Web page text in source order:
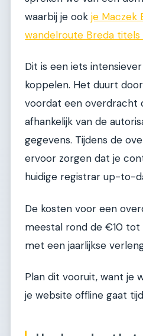
waarbij je ook je Maczek
wandelroute Breda
Dit is een iets
koppelen. Het duurt
voordat een overdracht
afhankelijk van de
gegevens. Tijdens de
ervoor zorgen dat je
huidige registrar up-to-
De kosten voor een
meestal rond de €10 tot
met een jaarlijkse
Plan dit vooruit, want je
je website offline gaat